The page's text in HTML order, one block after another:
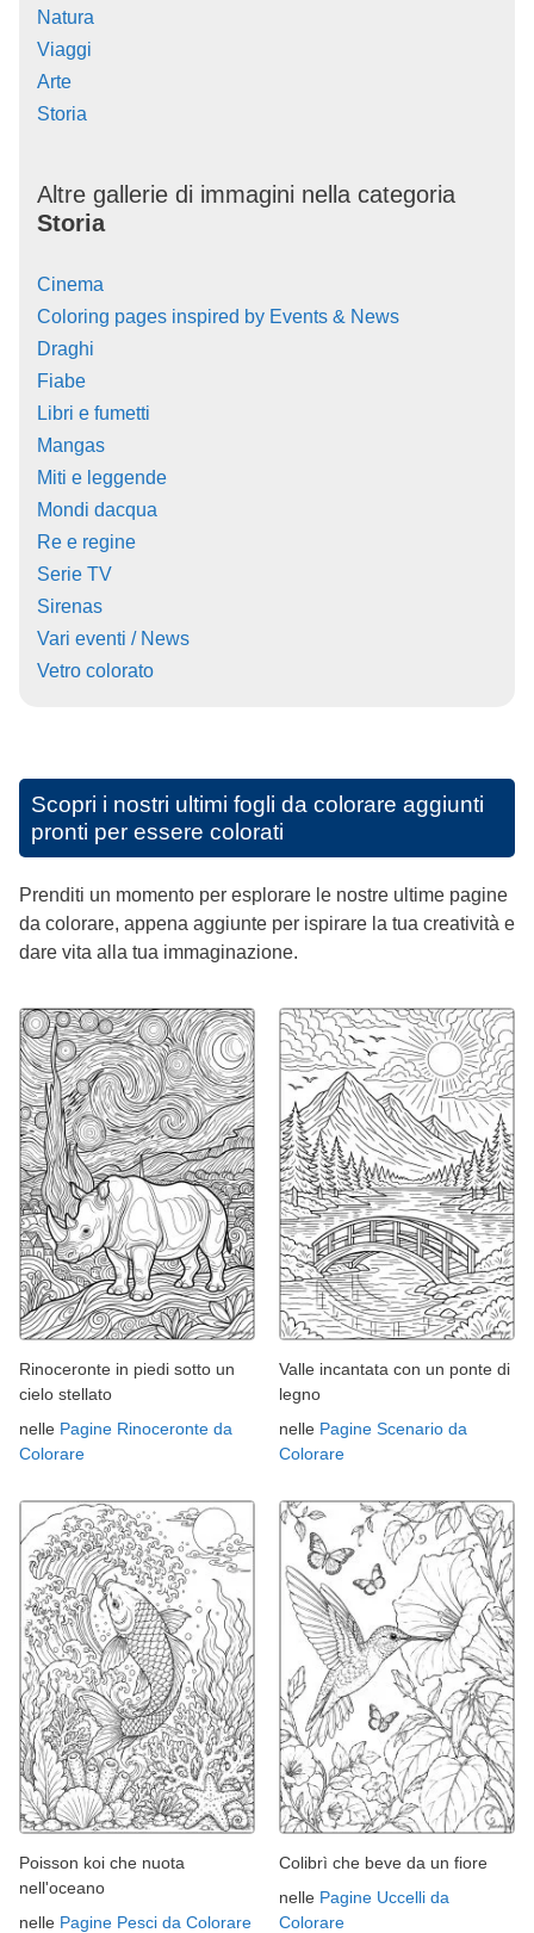
Natura
Viaggi
Arte
Storia
Altre gallerie di immagini nella categoria
Storia
Cinema
Coloring pages inspired by Events & News
Draghi
Fiabe
Libri e fumetti
Mangas
Miti e leggende
Mondi dacqua
Re e regine
Serie TV
Sirenas
Vari eventi / News
Vetro colorato
Scopri i nostri ultimi fogli da colorare aggiunti
pronti per essere colorati
Prenditi un momento per esplorare le nostre ultime pagine
da colorare, appena aggiunte per ispirare la tua creatività e
dare vita alla tua immaginazione.
Rinoceronte in piedi sotto un
cielo stellato
nelle Pagine Rinoceronte da
Colorare
Valle incantata con un ponte di
legno
nelle Pagine Scenario da
Colorare
Poisson koi che nuota
nell'oceano
nelle Pagine Pesci da Colorare
Colibrì che beve da un fiore
nelle Pagine Uccelli da
Colorare